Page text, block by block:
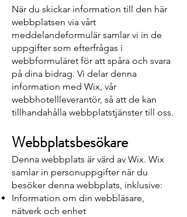
När du skickar information till den här
webbplatsen via vårt
meddelandeformulär samlar vi in de
uppgifter som efterfrågas i
webbformuläret för att spåra och svara
på dina bidrag. Vi delar denna
information med Wix, vår
webbhotellleverantör, så att de kan
tillhandahålla webbplatstjänster till oss.
Webbplatsbesökare
Denna webbplats är värd av Wix. Wix
samlar in personuppgifter när du
besöker denna webbplats, inklusive:
Information om din webbläsare,
nätverk och enhet